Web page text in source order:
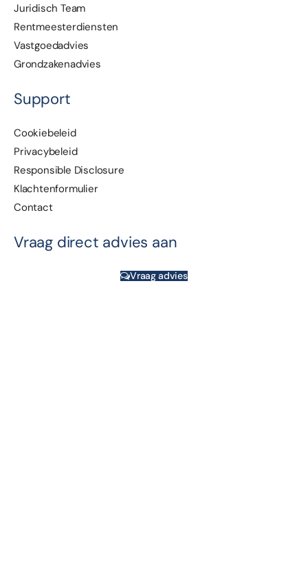
Juridisch Team
Rentmeesterdiensten
Vastgoedadvies
Grondzakenadvies
Support
Cookiebeleid
Privacybeleid
Responsible Disclosure
Klachtenformulier
Contact
Vraag direct advies aan
Vraag advies